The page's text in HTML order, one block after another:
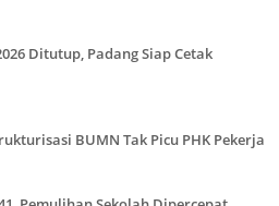
Ditutup, Padang Siap Cetak
BUMN Tak Picu PHK Pekerja